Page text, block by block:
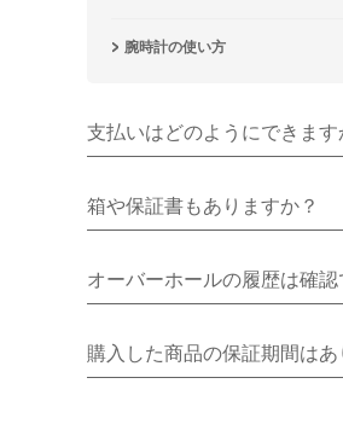
腕時計の使い方
支払いはどのようにできます
箱や保証書もありますか？
オーバーホールの履歴は確認
購入した商品の保証期間はあ